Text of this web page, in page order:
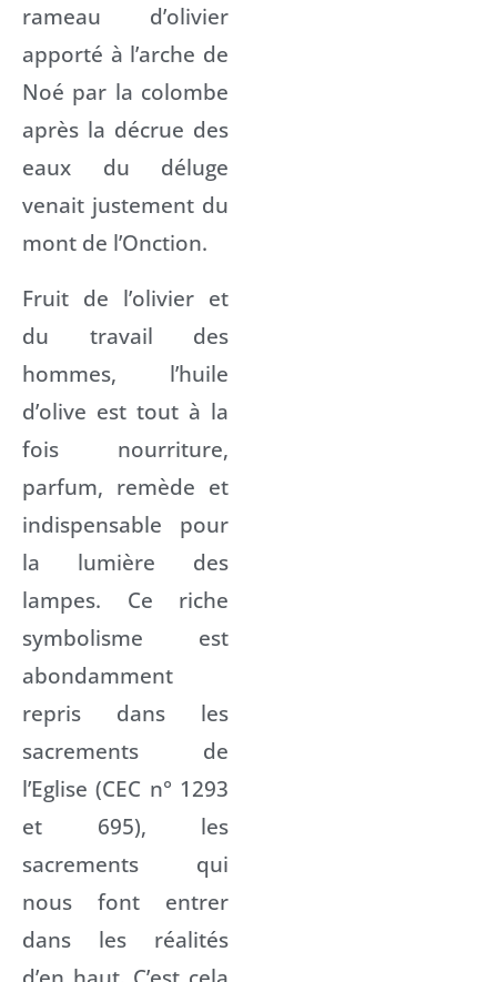
rameau d’olivier
apporté à l’arche de
Noé par la colombe
après la décrue des
eaux du déluge
venait justement du
mont de l’Onction.
Fruit de l’olivier et
du travail des
hommes, l’huile
d’olive est tout à la
fois nourriture,
parfum, remède et
indispensable pour
la lumière des
lampes. Ce riche
symbolisme est
abondamment
repris dans les
sacrements de
l’Eglise (CEC n° 1293
et 695), les
sacrements qui
nous font entrer
dans les réalités